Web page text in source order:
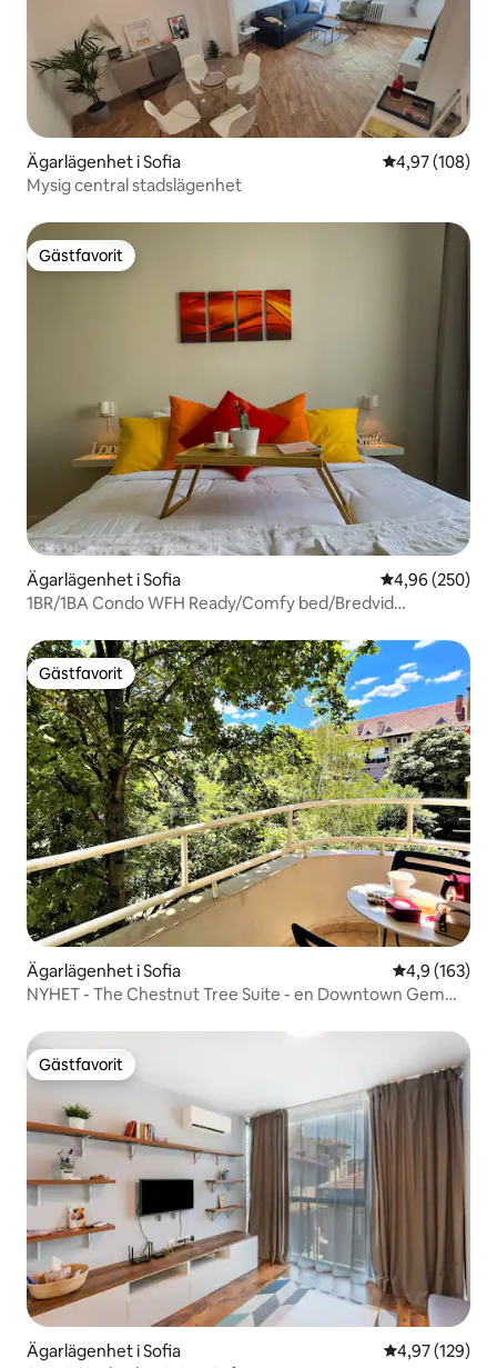
Ägarlägenhet i Sofia 4,97 av 5 i
4,97 (108)
Mysig central stadslägenhet
Gästfavorit
Gästfavorit
Ägarlägenhet i Sofia 4,96 av 5 i
4,96 (250)
1BR/1BA Condo WFH Ready/Comfy bed/Bredvid
Gästfavorit
Gästfavorit
Ägarlägenhet i Sofia 4,9 av 5 i
4,9 (163)
NYHET - The Chestnut Tree Suite - en Downtown Gem
Gästfavorit
Gästfavorit
Ägarlägenhet i Sofia 4,97 av 5 i
4,97 (129)